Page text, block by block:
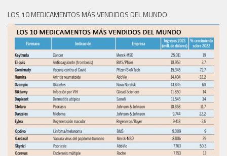
LOS 10 MEDICAMENTOS MÁS VENDIDOS DEL MUNDO